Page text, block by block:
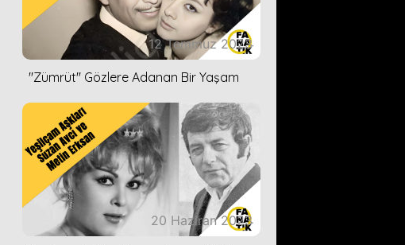
12 Temmuz 2023
''Zümrüt'' Gözlere Adanan Bir Yaşam
20 Haziran 2023